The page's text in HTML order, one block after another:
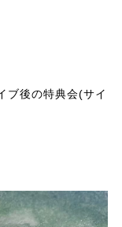
ブ後の特典会(サイ